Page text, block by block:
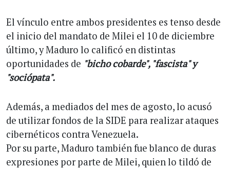
El vínculo entre ambos presidentes es tenso desde
el inicio del mandato de Milei el 10 de diciembre
último, y Maduro lo calificó en distintas
oportunidades de "bicho cobarde", "fascista" y
"sociópata".
Además, a mediados del mes de agosto, lo acusó
de utilizar fondos de la SIDE para realizar ataques
cibernéticos contra Venezuela.
Por su parte, Maduro también fue blanco de duras
expresiones por parte de Milei, quien lo tildó de